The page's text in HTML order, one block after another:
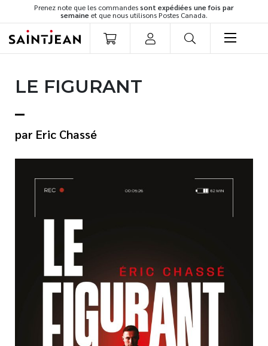
Prenez note que les commandessont expédiées une fois par
semaine et que nous utilisons Postes Canada.
Romans
Développement personnel
Littérature jeunesse
Spiritualité
Famille
Témoignages
Nouveautés
Meilleurs vendeurs
LE FIGURANT
Eric Chassé